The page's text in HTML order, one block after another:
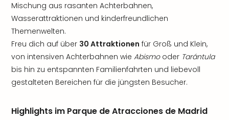
Mischung aus rasanten Achterbahnen,
Wasserattraktionen und kinderfreundlichen
Themenwelten.
Freu dich auf über 30 Attraktionen für Groß und Klein,
von intensiven Achterbahnen wie Abismooder Tarántula
bis hin zu entspannten Familienfahrten und liebevoll
gestalteten Bereichen für die jüngsten Besucher.
Highlights im Parque de Atracciones de Madrid